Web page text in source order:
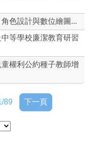
色設計與數位繪圖...
等學校廉潔教育研習
權利公約種子教師增
89 下一頁